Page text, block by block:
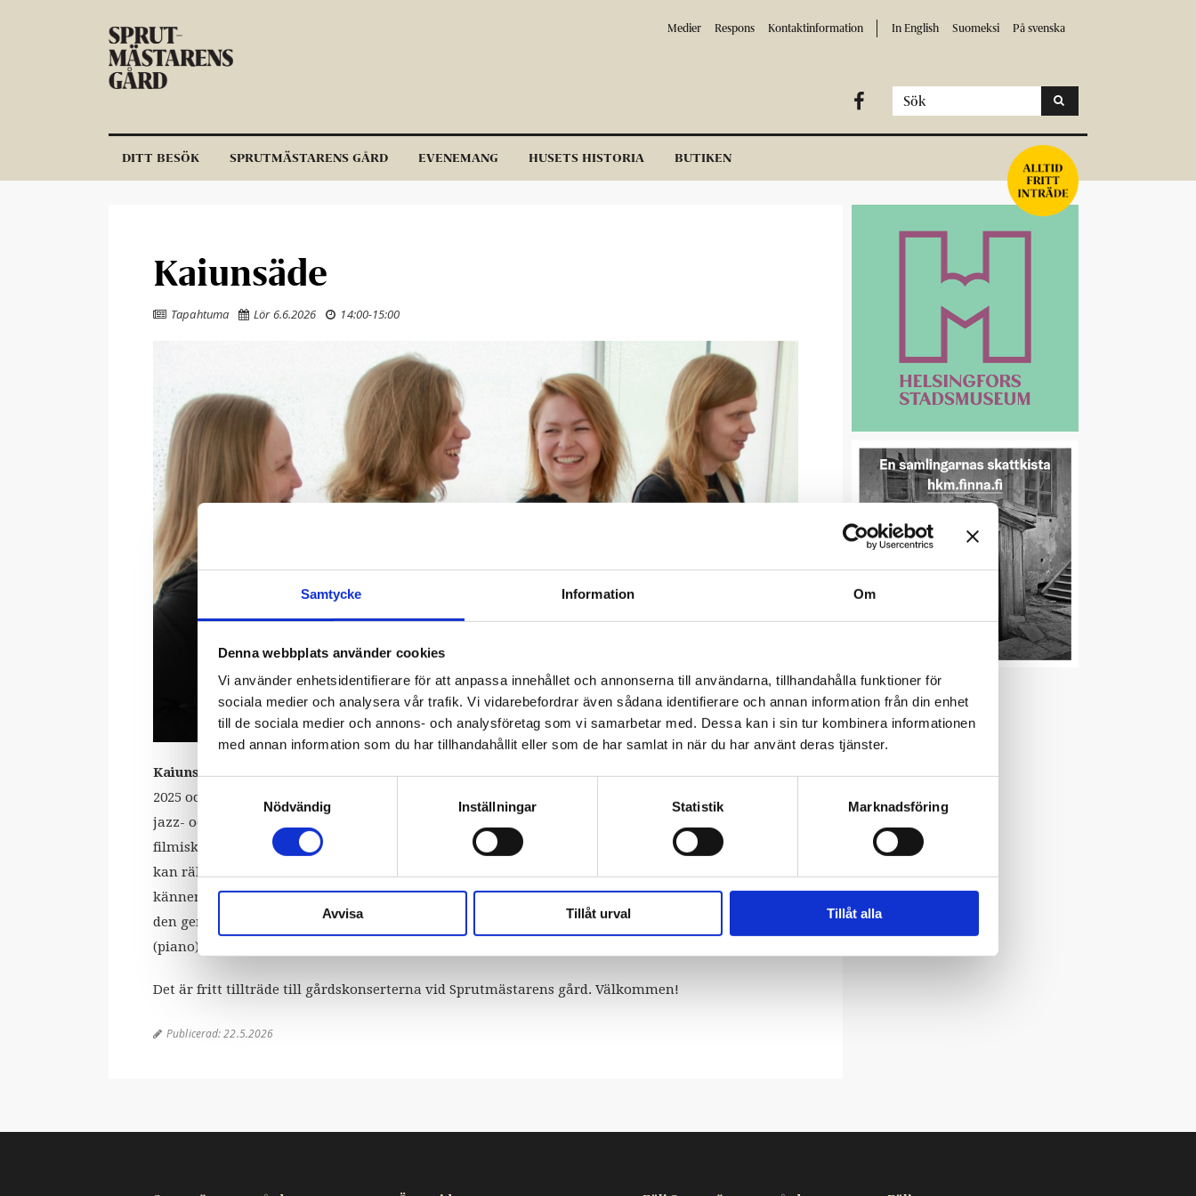
Samtycke Information Om
Denna webbplats använder cookies
Vi använder enhetsidentifierare för att anpassa innehållet och annonserna till användarna, tillhandahålla funktioner för
sociala medier och analysera vår trafik. Vi vidarebefordrar även sådana identifierare och annan information från din enhet
till de sociala medier och annons- och analysföretag som vi samarbetar med. Dessa kan i sin tur kombinera informationen
med annan information som du har tillhandahållit eller som de har samlat in när du har använt deras tjänster.
Nödvändig
Inställningar Statistik Marknadsföring
Avvisa Tillåt urval Tillåt alla
Medier Respons Kontaktinformation In English Suomeksi På svenska

DITT BESÖK SPRUTMÄSTARENS GÅRD EVENEMANG HUSETS HISTORIA BUTIKEN
Kaiunsäde
 Tapahtuma  Lör 6.6.2026  14:00-15:00
Kaiunsädespelar musik avJoose OjalaochHelena Taskila. Bandets debutalbumTaivalsläpptes
2025 och blev väl mottaget. I Kaiunsädes framförande möter det melodiskt lyriska tonspråket
jazz- och populärmusikens harmonivärld, och musiken beskrivs gång på gång som mycket
filmisk. För gruppens huvudkompositör Joose Ojala – som föddes blind och antalet filmer han sett
kan räknas på ena handens fingrar – är detta en enorm hyllning och berättar om att musik inte
känner några sensoriska gränser, fördomar eller hierarkier. Det viktigaste är att stilla oss under
den gemensamma konstupplevelsen. I ensemblen spelar Joose Ojala (dragspel),
(piano), Helena Taskila (panflöjt) och
Det är fritt tillträde till gårdskonserterna vid Sprutmästarens gård. Välkommen!
 Publicerad:22.5.2026